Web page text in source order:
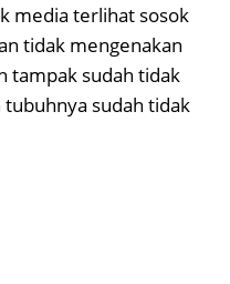
media terlihat sosok
tidak mengenakan
tampak sudah tidak
tubuhnya sudah tidak